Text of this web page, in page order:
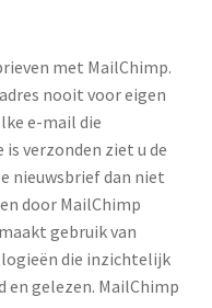
met MailChimp.
nooit voor eigen
e-mail die
verzonden ziet u de
nieuwsbrief dan niet
door MailChimp
gebruik van
die inzichtelijk
en gelezen. MailChimp